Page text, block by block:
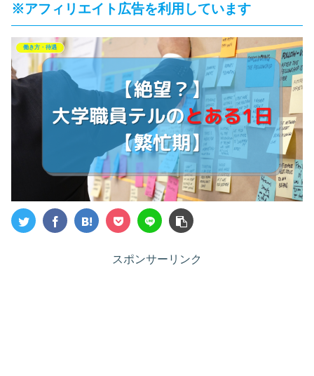
※アフィリエイト広告を利用しています
働き方・待遇
スポンサーリンク